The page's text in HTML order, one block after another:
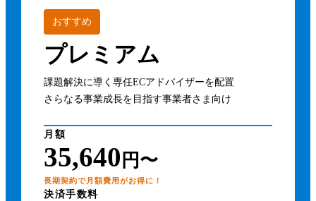
おすすめ
プレミアム
課題解決に導く専任ECアドバイザーを配置
さらなる事業成長を目指す事業者さま向け
月額
35,640 円〜
長期契約で月額費用がお得に！
決済手数料